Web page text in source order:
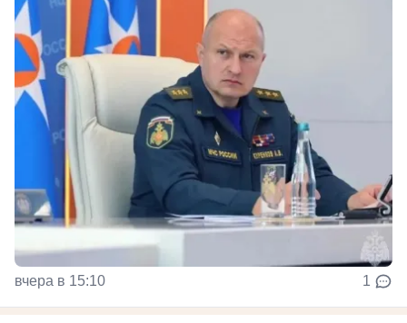
вчера в 15:10 1